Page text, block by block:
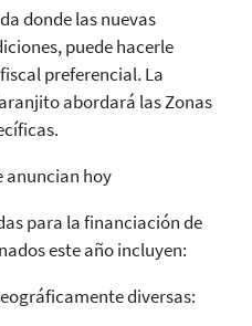
donde las nuevas
puede hacerle
preferencial. La
abordará las Zonas
anuncian hoy
para la financiación de
este año incluyen:
diversas: